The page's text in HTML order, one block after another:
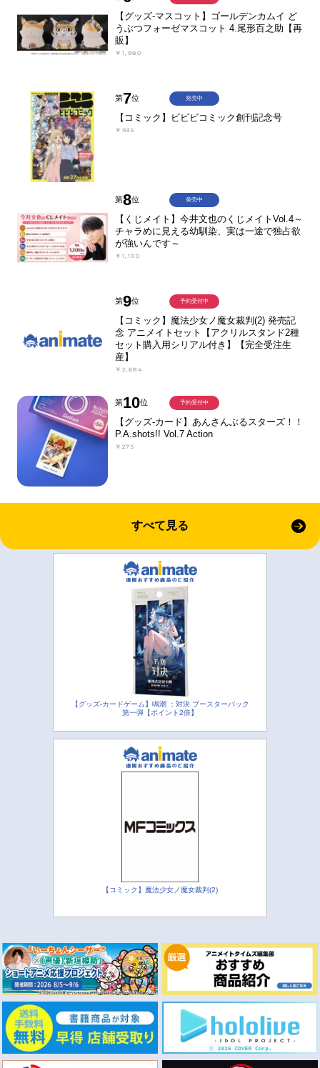
【グッズ-マスコット】ゴールデンカムイ ど
うぶつフォーゼマスコット 4.尾形百之助【再
販】
￥1,980
第7位
【コミック】ビビビコミック創刊記念号
￥935
発売中
第8位
【くじメイト】今井文也のくじメイトVol.4～
チャラめに見える幼馴染、実は一途で独占欲
が強いんです～
￥1,100
発売中
第9位
【コミック】魔法少女ノ魔女裁判(2) 発売記
念 アニメイトセット【アクリルスタンド2種
セット購入用シリアル付き】【完全受注生
産】
￥2,684
予約受付中
第10位
【グッズ-カード】あんさんぶるスターズ！！
P.A.shots!! Vol.7 Action
￥275
予約受付中
すべて見る
【グッズ-カードゲーム】鳴潮 ：対決 ブースターパック
第一弾【ポイント2倍】
【コミック】魔法少女ノ魔女裁判(2)